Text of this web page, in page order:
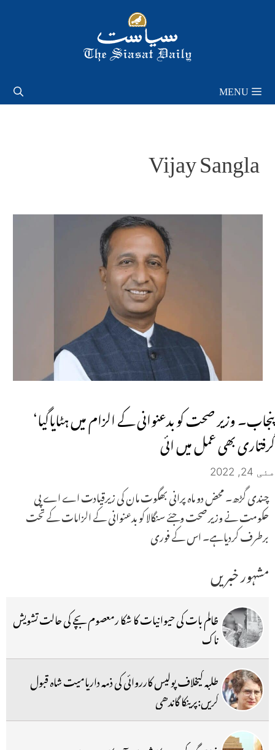
MENU
Vijay Sangla
پنجاب۔ وزیر صحت کو بدعنوانی کے الزام میں ہٹایاگیا‘
گرفتاری بھی عمل میں ائی
مئی 24, 2022
چندی گڑھ۔ محض دو ماہ پرانی بھگوت مان کی زیرقیادت اے اے پی
حکومت نے وزیر صحت وجئے سنگالا کو بدعنوانی کے الزامات کے تحت
برطرف کردیاہے۔ اس کے فوری
مشہور خبریں
ظالم بات کی حیوانیات کا شکا رمعصوم بچے کی حالت تشویش
ناک
طلبہ کیخلاف پولیس کارروائی کی ذمہ داریامیت شاہ قبول
کریں:پرینکا گاندھی